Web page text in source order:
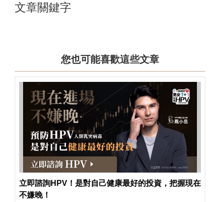
文章關鍵字
您也可能喜歡這些文章
立即諮詢HPV！是對自己健康最好的投資，把握現在
不嫌晚！